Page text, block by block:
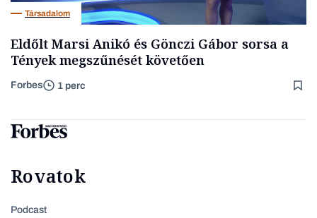
Társadalom
Eldőlt Marsi Anikó és Gönczi Gábor sorsa a
Tények megszűnését követően
Forbes 1 perc
Rovatok
Podcast